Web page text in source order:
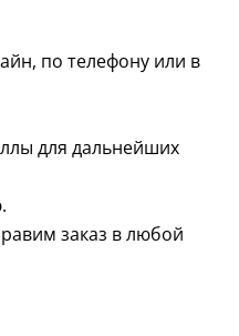
по телефону или в
для дальнейших
заказ в любой